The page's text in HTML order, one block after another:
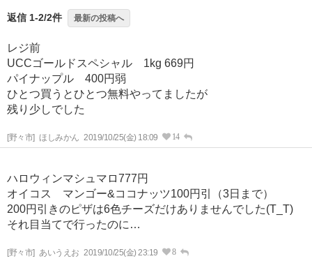
返信 1-2/2件 最新の投稿へ
レジ前
UCCゴールドスペシャル 1kg 669円
パイナップル 400円弱
ひとつ買うとひとつ無料やってましたが
残り少しでした
[野々市] ほしみかん 2019/10/25(金) 18:09 14
ハロウィンマシュマロ777円
オイコス マンゴー&ココナッツ100円引（3日まで）
200円引きのピザは6色チーズだけありませんでした(T_T)
それ目当てで行ったのに…
[野々市] あいうえお 2019/10/25(金) 23:19 8